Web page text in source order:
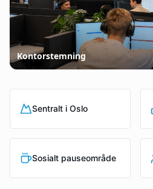
Kontorstemning
Sentralt i Oslo
Sosialt pauseområde